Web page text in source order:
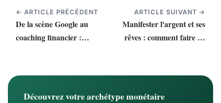
← ARTICLE PRÉCÉDENT
De la scène Google au
coaching financier :
ARTICLE SUIVANT →
Manifester l'argent et ses
rêves : comment faire de
Découvrez votre archétype monétaire